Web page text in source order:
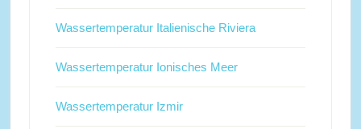
Wassertemperatur Italienische Riviera
Wassertemperatur Ionisches Meer
Wassertemperatur Izmir